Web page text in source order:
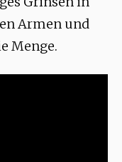
Armen und
Menge.